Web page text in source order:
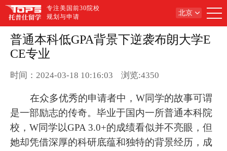
专注美国前30院校
规划与申请
北京
普通本科低GPA背景下逆袭布朗大学E
CE专业
时间：2024-03-18 10:16:03 浏览:4350
在众多优秀的申请者中，W同学的故事可谓
是一部励志的传奇。毕业于国内一所普通本科院
校，W同学以GPA 3.0+的成绩看似并不亮眼，但
她却凭借深厚的科研底蕴和独特的背景经历，成